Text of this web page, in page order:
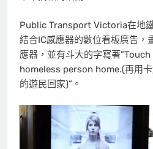
Public Transport Victoria在地
結合IC感應器的數位看板廣告，
應器，並有斗大的字寫著
homeless person home.(再用
的遊民回家)”。